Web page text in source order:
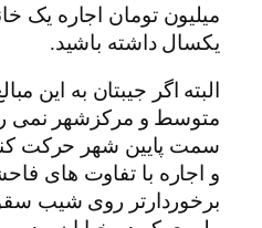
یکسال داشته باشید.
البته اگر جیبتان به این
متوسط و مرکزشهر نمی
سمت پایین شهر حرکت
و اجاره با تفاوت های
برخوردارتر روی شیب